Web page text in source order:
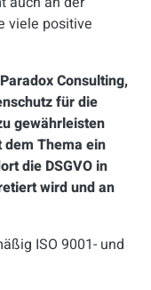
viele positive
Consulting,
für die
gewährleisten
Thema ein
die DSGVO in
wird und an
ISO 9001- und